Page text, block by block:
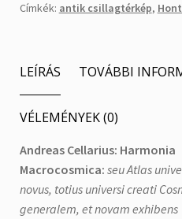
Címkék: antik csillagtérkép,
LEÍRÁS TOVÁBBI
VÉLEMÉNYEK (0)
Andreas Cellarius: Harmonia
Macrocosmica: seu Atlas
novus, totius universi creati
generalem, et novam